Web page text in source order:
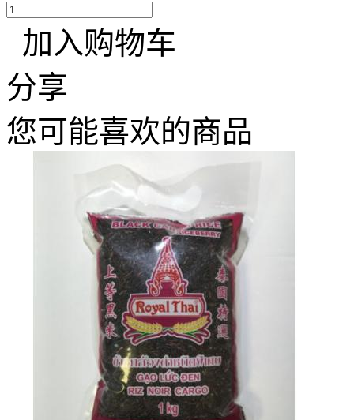
加入购物车
分享
您可能喜欢的商品